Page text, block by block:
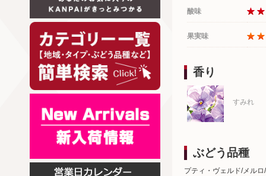
酸味
果実味
香り
すみれ
ぶどう品種
プティ・ヴェルド/メル